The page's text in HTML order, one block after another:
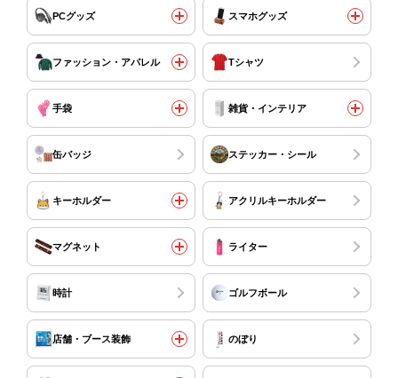
PCグッズ スマホグッズ
ファッション・アパレル Tシャツ
手袋 雑貨・インテリア
缶バッジ ステッカー・シール
キーホルダー アクリルキーホルダー
マグネット ライター
時計 ゴルフボール
店舗・ブース装飾 のぼり